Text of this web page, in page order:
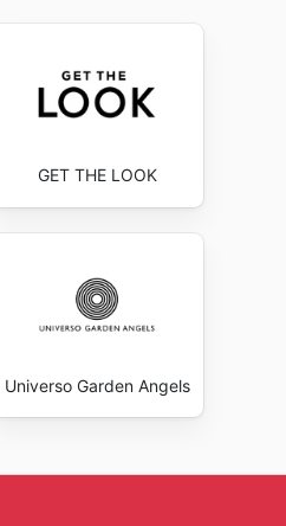
GET THE LOOK
Universo Garden Angels